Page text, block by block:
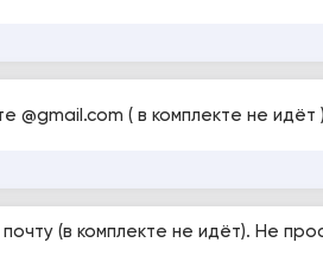
@gmail.com ( в комплекте не идёт
(в комплекте не идёт). Не